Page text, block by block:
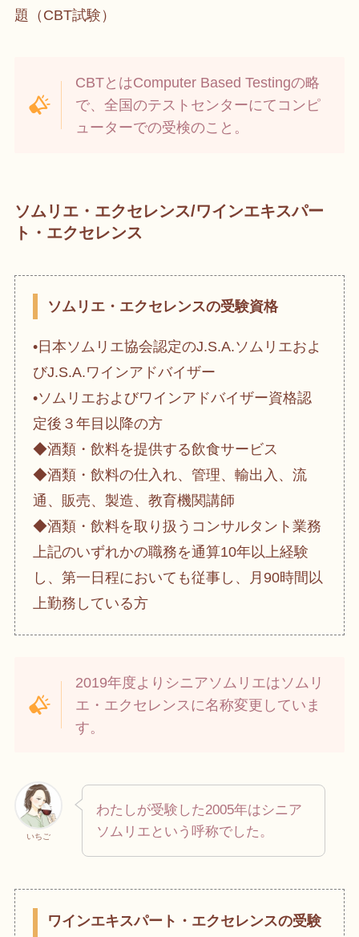
題（CBT試験）
CBTとはComputer Based Testingの略
で、全国のテストセンターにてコンピ
ューターでの受検のこと。
ソムリエ・エクセレンス/ワインエキスパー
ト・エクセレンス
ソムリエ・エクセレンスの受験資格
•日本ソムリエ協会認定のJ.S.A.ソムリエおよ
びJ.S.A.ワインアドバイザー
•ソムリエおよびワインアドバイザー資格認
定後３年目以降の方
◆酒類・飲料を提供する飲食サービス
◆酒類・飲料の仕入れ、管理、輸出入、流
通、販売、製造、教育機関講師
◆酒類・飲料を取り扱うコンサルタント業務
上記のいずれかの職務を通算10年以上経験
し、第一日程においても従事し、月90時間以
上勤務している方
2019年度よりシニアソムリエはソムリ
エ・エクセレンスに名称変更していま
す。
いちご
わたしが受験した2005年はシニア
ソムリエという呼称でした。
ワインエキスパート・エクセレンスの受験